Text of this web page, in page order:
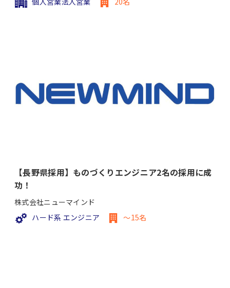
【長野県採用】ものづくりエンジニア2名の採用に成
功！
株式会社ニューマインド
ハード系 エンジニア
～15名